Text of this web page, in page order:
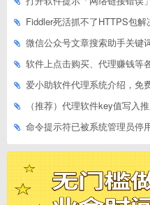
Fiddler死活抓不了HTTPS包解
微信公众号文章搜索助手关键词
软件上点击购买、代理赚钱等各种按钮
爱小助软件代理系统介绍，免费做
（推荐）代理软件key值写入
命令提示符已被系统管理员停用,详细教您